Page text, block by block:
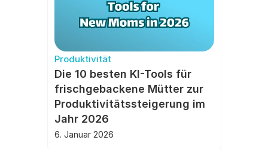
Produktivität
Die 10 besten KI-Tools für
frischgebackene Mütter zur
Produktivitätssteigerung im
Jahr 2026
6. Januar 2026